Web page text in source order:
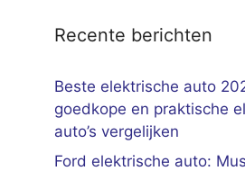
Recente berichten
Beste elektrische auto
goedkope en praktische
auto’s vergelijken
Ford elektrische auto: